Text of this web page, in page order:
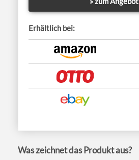
Erhältlich bei:
Was zeichnet das Produkt aus?